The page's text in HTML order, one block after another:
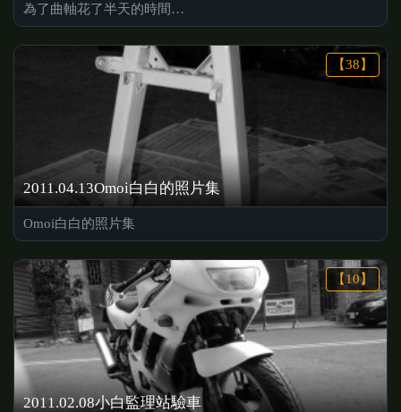
為了曲軸花了半天的時間…
【38】
2011.04.13Omoi白白的照片集
Omoi白白的照片集
【10】
2011.02.08小白監理站驗車